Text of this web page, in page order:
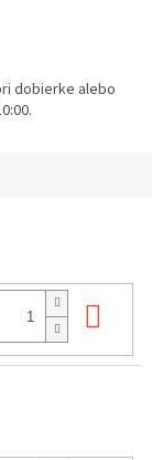
dobierke alebo